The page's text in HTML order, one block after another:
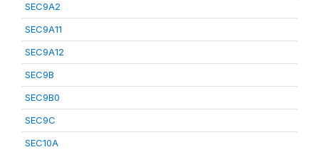
SEC9A2
SEC9A11
SEC9A12
SEC9B
SEC9B0
SEC9C
SEC10A